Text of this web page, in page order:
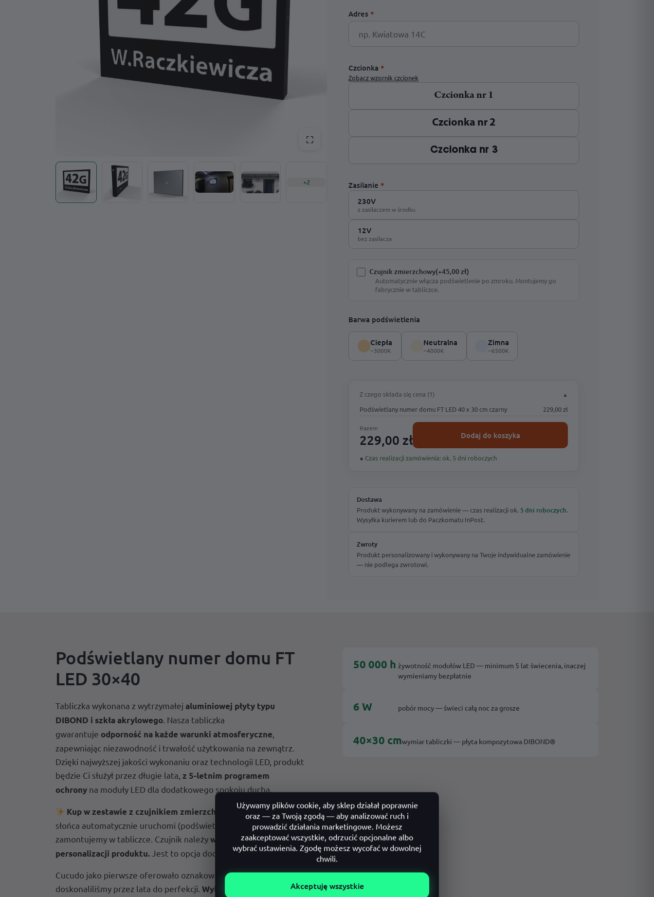
Podświetlany numer domu KML LED 30 x 20 cm
antracyt
Skrzynka pocztowa Cubox – antracyt
od
⛶
+2
Adres *
Czcionka *
Zobacz wzornik czcionek
Czcionka nr 1
Czcionka nr 2
Czcionka nr 3
Zasilanie *
230V
z zasilaczem w środku
12V
bez zasilacza
Czujnik zmierzchowy(+45,00 zł)
Automatycznie włącza podświetlenie po zmroku. Montujemy go
fabrycznie w tabliczce.
Barwa podświetlenia
Ciepła
~3000K
Neutralna
~4000K
Zimna
~6500K
Z czego składa się cena (1) ▲
Podświetlany numer domu FT LED 40 x 30 cm czarny 229,00 zł
Razem
229,00 zł Dodaj do koszyka
● Czas realizacji zamówienia: ok. 5 dni roboczych
Dostawa
Produkt wykonywany na zamówienie — czas realizacji ok. 5 dni roboczych.
Wysyłka kurierem lub do Paczkomatu InPost.
Zwroty
Produkt personalizowany i wykonywany na Twoje indywidualne zamówienie
— nie podlega zwrotowi.
Podświetlany numer domu FT
LED 30×40
Tabliczka wykonana z wytrzymałej aluminiowej płyty typu
DIBOND i szkła akrylowego . Nasza tabliczka
gwarantuje odporność na każde warunki atmosferyczne
zapewniając niezawodność i trwałość użytkowania na zewnątrz.
Dzięki najwyższej jakości wykonaniu oraz technologii LED, produkt
będzie Ci służył przez długie lata, z 5-letnim programem
ochrony na moduły LED dla dodatkowego spokoju ducha.
Kup w zestawie z czujnikiem zmierzchowym, który po zajściu
słońca automatycznie uruchomi (podświetli) Twój adres. Czujnik
zamontujemy w tabliczce. Czujnik należywybrać w opcjach
personalizacji produktu. Jest to opcja dodatkowo płatna.
Cucudo jako pierwsze oferowało oznakowanie premium, które
doskonaliliśmy przez lata do perfekcji. Wybierając nas, zyskujesz
50 000 h żywotność modułów LED — minimum 5 lat świecenia, inaczej
wymieniamy bezpłatnie
6 W pobór mocy — świeci całą noc za grosze
40×30 cmwymiar tabliczki — płyta kompozytowa DIBOND®